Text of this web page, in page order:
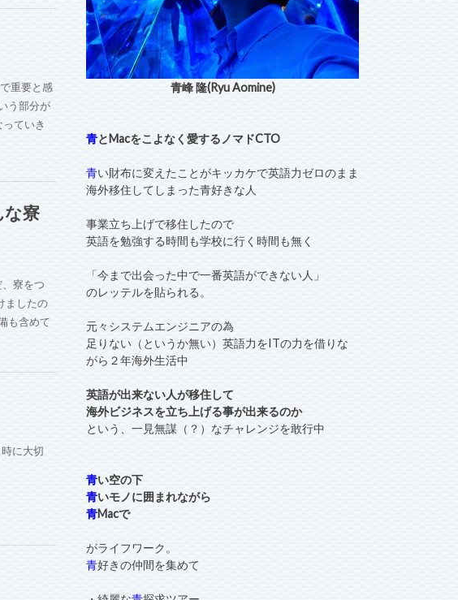
重要と感
う部分が
ていき
な寮
寮をつ
ましたの
も含めて
に大切
青峰 隆(Ryu Aomine)
青とMacをこよなく愛するノマドCTO
青い財布に変えたことがキッカケで英語力ゼロのまま
海外移住してしまった青好きな人
事業立ち上げで移住したので
英語を勉強する時間も学校に行く時間も無く
「今まで出会った中で一番英語ができない人」
のレッテルを貼られる。
元々システムエンジニアの為
足りない（というか無い）英語力をITの力を借りな
がら２年海外生活中
英語が出来ない人が移住して
海外ビジネスを立ち上げる事が出来るのか
という、一見無謀（？）なチャレンジを敢行中
青い空の下
青いモノに囲まれながら
青Macで
がライフワーク。
青好きの仲間を集めて